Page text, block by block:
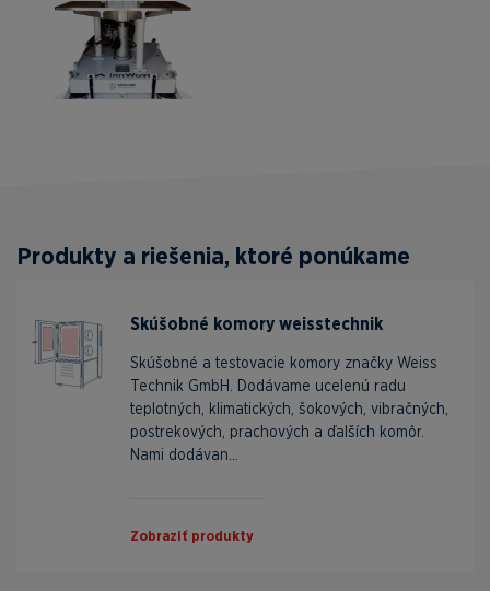
Produkty a riešenia, ktoré ponúkame
Skúšobné komory weisstechnik
Skúšobné a testovacie komory značky Weiss
Technik GmbH. Dodávame ucelenú radu
teplotných, klimatických, šokových, vibračných,
postrekových, prachových a ďalších komôr.
Nami dodávan...
Zobraziť produkty